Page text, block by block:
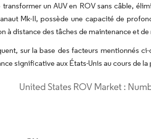
transformer un AUV en ROV sans câble,
Mk-II, possède une capacité de
à distance des tâches de maintenance et
sur la base des facteurs mentionnés
significative aux États-Unis au cours de